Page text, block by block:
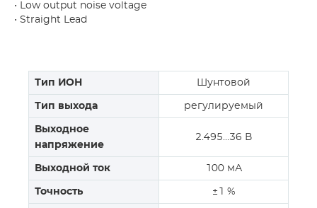
• Low output noise voltage
• Straight Lead
Тип ИОН Шунтовой
Тип выхода регулируемый
Выходное
напряжение
2.495…36 В
Выходной ток 100 мА
Точность ±1 %